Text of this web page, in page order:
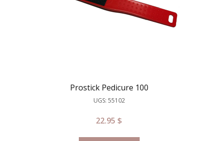
Prostick Pedicure 100
UGS: 55102
22.95 $